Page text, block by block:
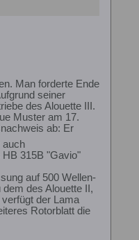
Man forderte Ende
seiner
des Alouette III.
Muster am 17.
ab: Er
auch
315B "Gavio"
auf 500 Wellen-
des Alouette II,
der Lama
Rotorblatt die